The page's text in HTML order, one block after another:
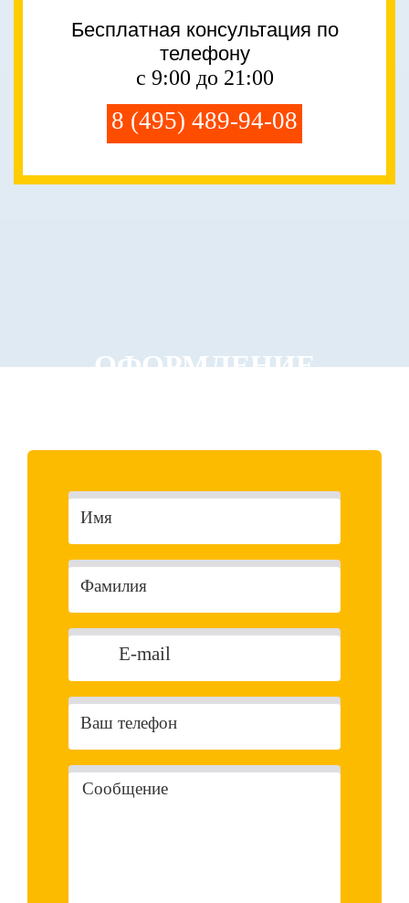
Бесплатная консультация по
телефону
с 9:00 до 21:00
8 (495) 489-94-08
ОФОРМЛЕНИЕ